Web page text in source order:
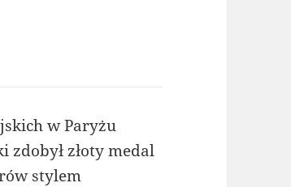
w Paryżu
zdobył złoty medal
stylem